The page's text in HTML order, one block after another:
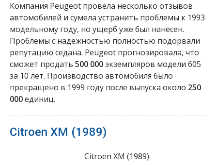
Компания Peugeot провела несколько отзывов
автомобилей и сумела устранить проблемы к 1993
модельному году, но ущерб уже был нанесен.
Проблемы с надежностью полностью подорвали
репутацию седана. Peugeot прогнозировала, что
сможет продать 500 000экземпляров модели 605
за 10 лет. Производство автомобиля было
прекращено в 1999 году после выпуска около 250
000единиц.
Citroen XM (1989)
Citroen XM (1989)